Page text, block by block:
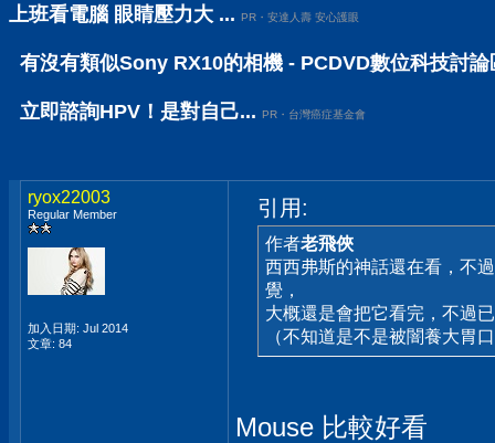
上班看電腦 眼睛壓力大 ... PR・安達人壽 安心護眼
有沒有類似Sony RX10的相機 - PCDVD數位科技討論
立即諮詢HPV！是對自己... PR・台灣癌症基金會
ryox22003
Regular Member
加入日期: Jul 2014
文章: 84
引用:
作者老飛俠
西西弗斯的神話還在看，不
覺，
大概還是會把它看完，不過
（不知道是不是被闇養大胃
Mouse 比較好看